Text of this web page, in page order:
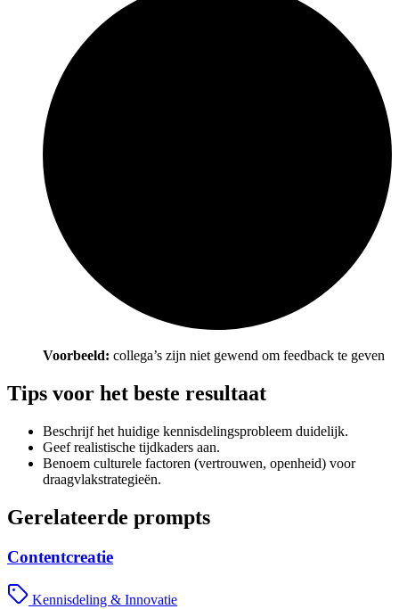
Voorbeeld: collega’s zijn niet gewend om feedback te geven
Tips voor het beste resultaat
Beschrijf het huidige kennisdelingsprobleem duidelijk.
Geef realistische tijdkaders aan.
Benoem culturele factoren (vertrouwen, openheid) voor
draagvlakstrategieën.
Gerelateerde prompts
Contentcreatie
Kennisdeling & Innovatie